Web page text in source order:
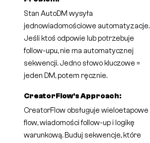
Stan AutoDM wysyła
jednowiadomościowe automatyzacje.
Jeśli ktoś odpowie lub potrzebuje
follow-upu, nie ma automatycznej
sekwencji. Jedno słowo kluczowe =
jeden DM, potem ręcznie.
CreatorFlow's Approach:
CreatorFlow obsługuje wieloetapowe
flow, wiadomości follow-up i logikę
warunkową. Buduj sekwencje, które